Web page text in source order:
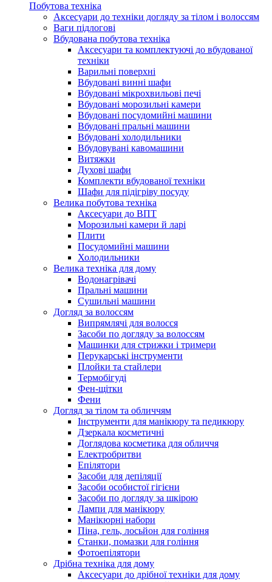
Побутова техніка
Аксесуари до техніки догляду за тілом і волоссям
Ваги підлогові
Вбудована побутова техніка
Аксесуари та комплектуючі до вбудованої
техніки
Варильні поверхні
Вбудовані винні шафи
Вбудовані мікрохвильові печі
Вбудовані морозильні камери
Вбудовані посудомийні машини
Вбудовані пральні машини
Вбудовані холодильники
Вбудовувані кавомашини
Витяжки
Духові шафи
Комплекти вбудованої техніки
Шафи для підігріву посуду
Велика побутова техніка
Аксесуари до ВПТ
Морозильні камери й ларі
Плити
Посудомийні машини
Холодильники
Велика техніка для дому
Водонагрівачі
Пральні машини
Сушильні машини
Догляд за волоссям
Випрямлячі для волосся
Засоби по догляду за волоссям
Машинки для стрижки і тримери
Перукарські інструменти
Плойки та стайлери
Термобігуді
Фен-щітки
Фени
Догляд за тілом та обличчям
Інструменти для манікюру та педикюру
Дзеркала косметичні
Доглядова косметика для обличчя
Електробритви
Епілятори
Засоби для депіляції
Засоби особистої гігієни
Засоби по догляду за шкірою
Лампи для манікюру
Манікюрні набори
Піна, гель, лосьйон для гоління
Станки, помазки для гоління
Фотоепілятори
Дрібна техніка для дому
Аксесуари до дрібної техніки для дому